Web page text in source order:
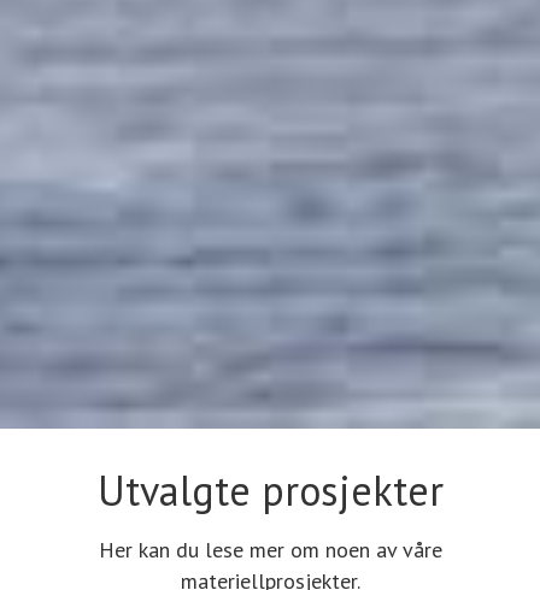
Utvalgte prosjekter
Her kan du lese mer om noen av våre
materiellprosjekter.